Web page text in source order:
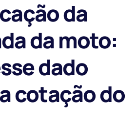
da
da moto:
dado
cotação do